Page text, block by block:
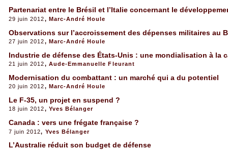
Partenariat entre le Brésil et l’Italie concernant le
29 juin 2012, Marc-André Houle
Observations sur l’accroissement des dépenses militaires au
27 juin 2012, Marc-André Houle
Industrie de défense des États-Unis : une mondialisation à la
21 juin 2012, Aude-Emmanuelle Fleurant
Modernisation du combattant : un marché qui a du potentiel
20 juin 2012, Marc-André Houle
Le F-35, un projet en suspend ?
18 juin 2012, Yves Bélanger
Canada : vers une frégate française ?
7 juin 2012, Yves Bélanger
L’Australie réduit son budget de défense